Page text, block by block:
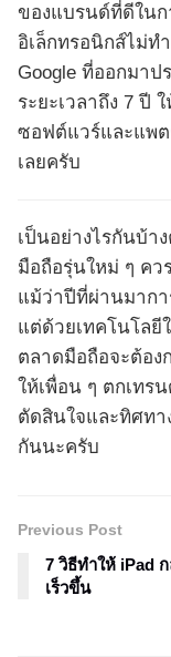
ของแบรนด์ที่ดีในก
อิเล็กทรอนิกส์ไม่ท
Google ที่ออกมา
ระยะเวลาถึง 7 ปี
ซอฟต์แวร์และแพ
เลยครับ
เป็นอย่างไรกันบ้า
มือถือรุ่นใหม่ ๆ ค
แม้ว่าปีที่ผ่านมากา
แต่ด้วยเทคโนโลยี
ตลาดมือถือจะต้อง
ให้เพื่อน ๆ ตกเทร
ตัดสินใจและทิศทา
กันนะครับ
Previous Post
7 วิธีทำให้ iPad
เร็วขึ้น